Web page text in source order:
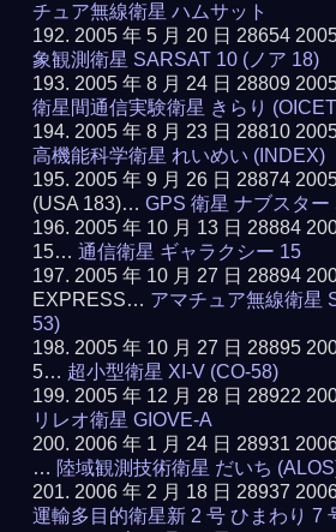
チュア無線衛星 ハムサット
2005 年 5 月 20 日 28654
象観測衛星 SARSAT 10 (ノア 18)
2005 年 8 月 24 日 28809
衛星間通信実験衛星 きらり
2005 年 8 月 23 日 28810
高機能科学衛星 れいめい (INDEX)
2005 年 9 月 26 日 28874
(USA 183)…GPS 衛星 ナブスター
2005 年 10 月 13 日 28884
15…通信衛星 ギャラクシー 15
2005 年 10 月 27 日 28894
EXPRESS… アマチュア無線衛星
53)
2005 年 10 月 27 日 28895
5… 超小型衛星 XI-V (CO-58)
2005 年 12 月 28 日 28922
リレオ衛星 GIOVE-A
2006 年 1 月 24 日 28931
… 陸域観測技術衛星 だいち
2006 年 2 月 18 日 28937
運輸多目的衛星新 2 号 ひまわり 7